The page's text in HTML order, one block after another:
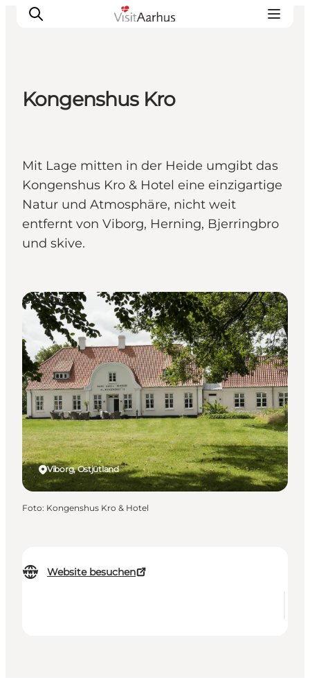
Städte und Regionen
Reiseplanung
Transport
Kongenshus Kro
Mit Lage mitten in der Heide umgibt das
Kongenshus Kro & Hotel eine einzigartige
Natur und Atmosphäre, nicht weit
entfernt von Viborg, Herning, Bjerringbro
und skive.
Website besuchen
Viborg, Ostjütland
Gasthöfe
Foto: Kongenshus Kro & Hotel